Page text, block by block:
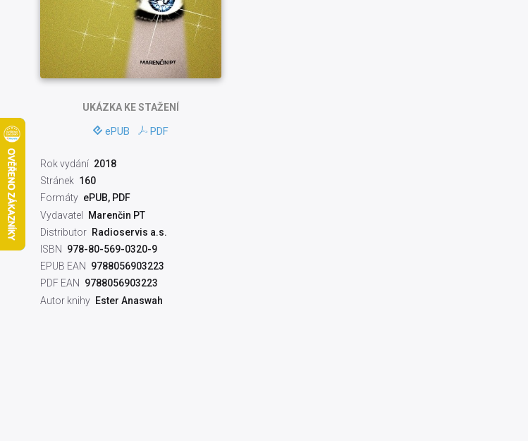
UKÁZKAKE STAŽENÍ
ePUB PDF
Rok vydání 2018
Stránek 160
Formáty ePUB, PDF
Vydavatel
Marenčin PT
Distributor Radioservis a.s.
ISBN
978-80-569-0320-9
EPUB EAN
9788056903223
PDF EAN
9788056903223
Autor knihy Ester Anaswah